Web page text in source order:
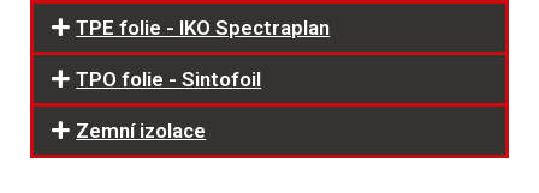
TPE folie - IKO Spectraplan
TPO folie - Sintofoil
Zemní izolace